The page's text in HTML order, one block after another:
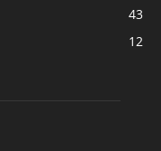
43
12